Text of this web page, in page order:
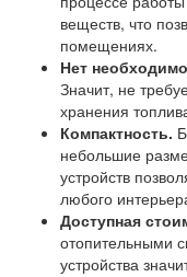
веществ, что
помещениях.
Нет
Значит, не
хранения
Компактность.
небольшие
устройств
любого
Доступная
отопительными
устройства